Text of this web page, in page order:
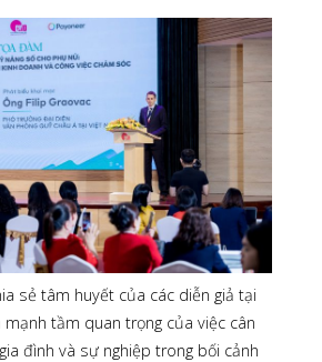
sẻ tâm huyết của các diễn giả tại
tầm quan trọng của việc cân
đình và sự nghiệp trong bối cảnh